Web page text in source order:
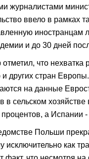
журналистами
ввело в рамках
иностранцам
и до 30 дней
что нехватка
других стран
на данные
в сельском
процентов, а Испании
Польши
как